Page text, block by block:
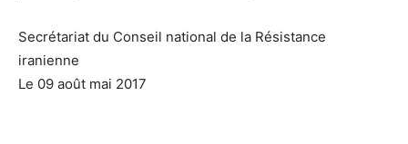
Secrétariat du Conseil national de la Résistance
iranienne
Le 09 août mai 2017